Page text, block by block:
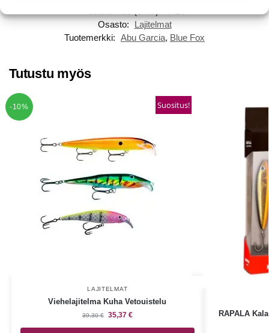
Osasto:
Lajitelmat
Tuotemerkki: Abu Garcia, Blue Fox
Tutustu myös
-10% Suositus!
LAJITELMAT
Viehelajitelma Kuha Vetouistelu
39,30€ 35,37 € RAPALA